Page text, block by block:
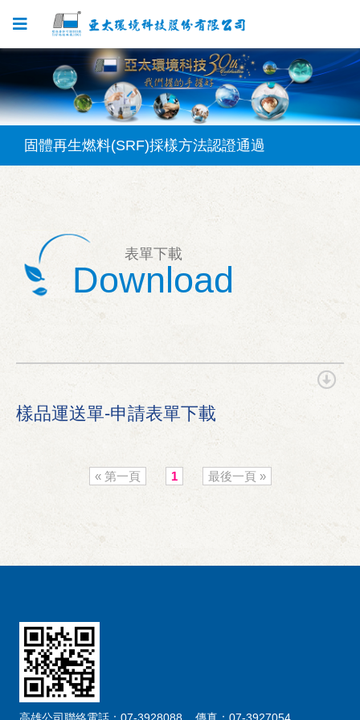
SVOC檢測方法認證通過
固體再生燃料(SRF)採樣方法認證通過
固體再生燃料(SRF)檢測方法認證通過
矽酸鹽(NIEA W450)檢測方法認證通過
SVOC檢測方法認證通過
表單下載
Download
樣品運送單-申請表單下載
« 第一頁 1 最後一頁 »